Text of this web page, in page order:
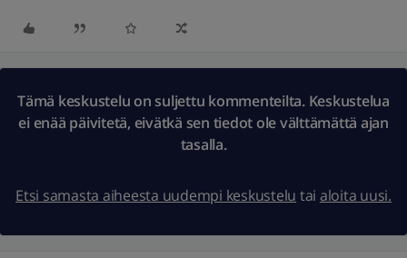
Tämä keskustelu on suljettu kommenteilta. Keskustelua
ei enää päivitetä, eivätkä sen tiedot ole välttämättä ajan
tasalla.
Etsi samasta aiheesta uudempi keskustelu tai aloita uusi.